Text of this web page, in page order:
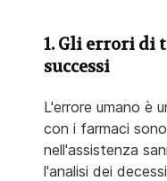
1. Gli errori di
successi
L'errore umano è
con i farmaci
nell'assistenza
l'analisi dei